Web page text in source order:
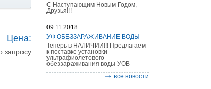
п
Цена:
запросу
С Наступающим Новым Годом,
Друзья!!!
09.11.2018
УФ ОБЕЗЗАРАЖИВАНИЕ ВОДЫ
Теперь в НАЛИЧИИ!!! Предлагаем
к поставке установки
ультрафиолетового
обеззараживания воды УОВ
все новости